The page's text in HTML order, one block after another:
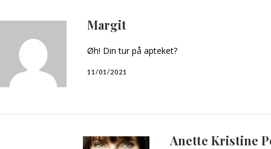
Margit
Øh! Din tur på apteket?
11/01/2021
Anette Kristine